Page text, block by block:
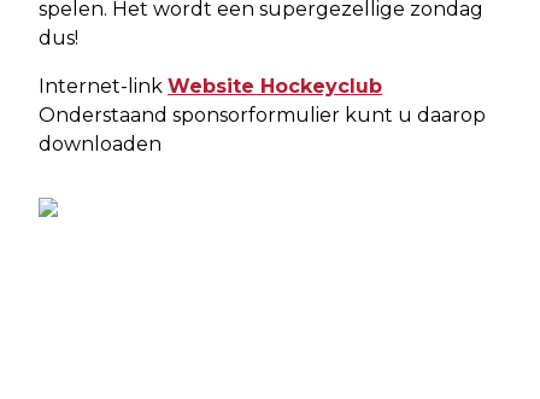
spelen. Het wordt een supergezellige zondag
dus!
Internet-link Website Hockeyclub
Onderstaand sponsorformulier kunt u daarop
downloaden